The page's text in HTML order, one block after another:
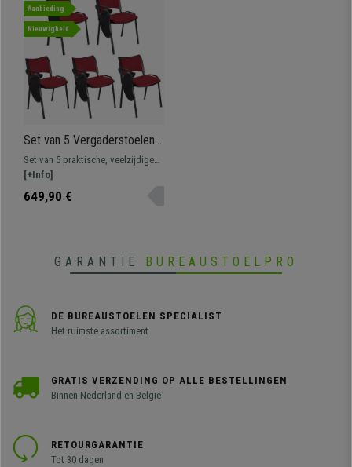
• Stevig stalen frame met 4 poten
Ergonomisch en zeer comfortabel
Aanbieding
Nieuwigheid
Set van 5 Vergaderstoelen
ROMEL MET
KLAPTAFELTJE,
Stapelbaar, Zwarte Poten,
Set van 5 praktische, veelzijdige
vergaderstoelen ROMEL MET
KLAPTAFELTJE. Comfortabel,
bestendig en met een mooi,
[+Info]
649,90 €
GARANTIE BUREAUSTOELPRO
DE BUREAUSTOELEN SPECIALIST
Het ruimste assortiment
GRATIS VERZENDING OP ALLE BESTELLINGEN
Binnen Nederland en België
RETOURGARANTIE
Tot 30 dagen